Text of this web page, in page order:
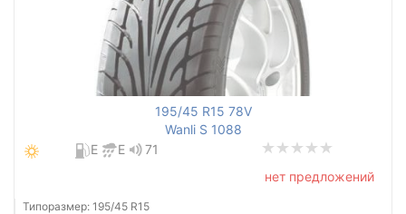
195/45 R15 78V
Wanli S 1088
E
E
71
нет предложений
Типоразмер: 195/45 R15